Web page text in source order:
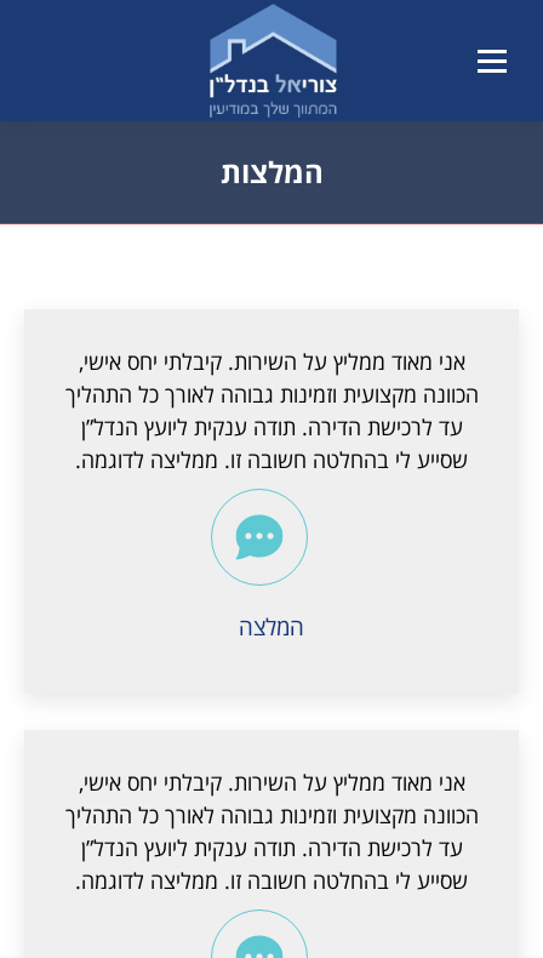
המלצות
המלצה
אני מאוד ממליץ על השירות. קיבלתי יחס אישי,
הכוונה מקצועית וזמינות גבוהה לאורך כל התהליך
עד לרכישת הדירה. תודה ענקית ליועץ הנדל”ן
שסייע לי בהחלטה חשובה זו. ממליצה לדוגמה.
אני מאוד ממליץ על השירות. קיבלתי יחס אישי,
הכוונה מקצועית וזמינות גבוהה לאורך כל התהליך
עד לרכישת הדירה. תודה ענקית ליועץ הנדל”ן
שסייע לי בהחלטה חשובה זו. ממליצה לדוגמה.